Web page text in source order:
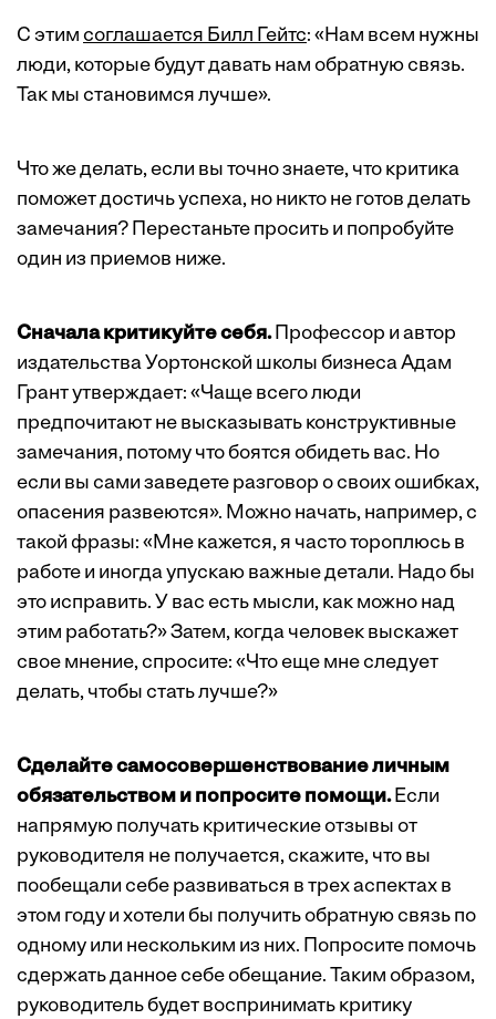
С этим соглашается Билл Гейтс: «Нам всем нужны
люди, которые будут давать нам обратную связь.
Так мы становимся лучше».
Что же делать, если вы точно знаете, что критика
поможет достичь успеха, но никто не готов делать
замечания? Перестаньте просить и попробуйте
один из приемов ниже.
Сначала критикуйте себя.Профессор и автор
издательства Уортонской школы бизнеса Адам
Грант утверждает: «Чаще всего люди
предпочитают не высказывать конструктивные
замечания, потому что боятся обидеть вас. Но
если вы сами заведете разговор о своих ошибках,
опасения развеются». Можно начать, например, с
такой фразы: «Мне кажется, я часто тороплюсь в
работе и иногда упускаю важные детали. Надо бы
это исправить. У вас есть мысли, как можно над
этим работать?» Затем, когда человек выскажет
свое мнение, спросите: «Что еще мне следует
делать, чтобы стать лучше?»
Сделайте самосовершенствование личным
обязательством и попросите помощи.Если
напрямую получать критические отзывы от
руководителя не получается, скажите, что вы
пообещали себе развиваться в трех аспектах в
этом году и хотели бы получить обратную связь по
одному или нескольким из них. Попросите помочь
сдержать данное себе обещание. Таким образом,
руководитель будет воспринимать критику